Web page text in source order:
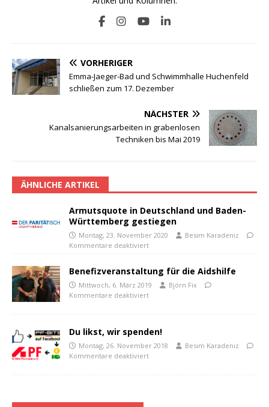
VORHERIGER
Emma-Jaeger-Bad und Schwimmhalle Huchenfeld
schließen zum 17. Dezember
NÄCHSTER
Kanalsanierungsarbeiten in grabenlosen
Techniken bis Mai 2019
ÄHNLICHE ARTIKEL
Armutsquote in Deutschland und Baden-
Württemberg gestiegen
Montag, 23. November 2020
Besim Karadeniz
Kommentare deaktiviert
Benefizveranstaltung für die Aidshilfe
Mittwoch, 6. März 2019
Björn Fix
Kommentare deaktiviert
Du likst, wir spenden!
Montag, 26. November 2018
Besim Karadeniz
Kommentare deaktiviert